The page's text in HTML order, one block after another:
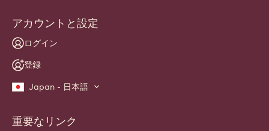
アカウントと設定
ログイン
登録
Japan - 日本語
Footer
重要なリンク